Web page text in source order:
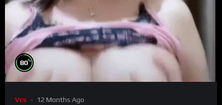
80%
Vcs 12 Months Ago